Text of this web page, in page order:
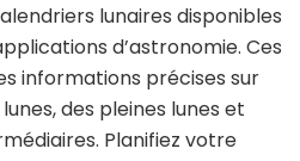
lunaires disponibles
d’astronomie. Ces
informations précises sur
des pleines lunes et
Planifiez votre